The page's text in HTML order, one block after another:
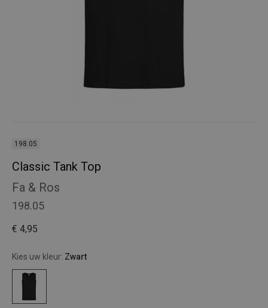
198.05
Classic Tank Top
Fa & Ros
198.05
€ 4,95
Kies uw kleur: Zwart